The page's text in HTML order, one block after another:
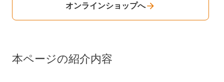
オンラインショップへ
本ページの紹介内容